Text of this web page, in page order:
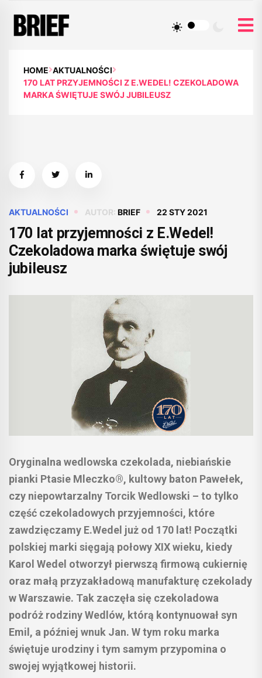
HOME AKTUALNOŚCI
170 LAT PRZYJEMNOŚCI Z E.WEDEL! CZEKOLADOWA
MARKA ŚWIĘTUJE SWÓJ JUBILEUSZ
AKTUALNOŚCI AUTOR: BRIEF 22 STY 2021
170 lat przyjemności z E.Wedel!
Czekoladowa marka świętuje swój
jubileusz
Oryginalna wedlowska czekolada, niebiańskie
pianki Ptasie Mleczko®, kultowy baton Pawełek,
czy niepowtarzalny Torcik Wedlowski – to tylko
część czekoladowych przyjemności, które
zawdzięczamy E.Wedel już od 170 lat! Początki
polskiej marki sięgają połowy XIX wieku, kiedy
Karol Wedel otworzył pierwszą firmową cukiernię
oraz małą przyzakładową manufakturę czekolady
w Warszawie. Tak zaczęła się czekoladowa
podróż rodziny Wedlów, którą kontynuował syn
Emil, a później wnuk Jan. W tym roku marka
świętuje urodziny i tym samym przypomina o
swojej wyjątkowej historii.